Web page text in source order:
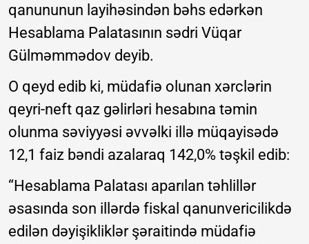
qanununun layihəsindən bəhs edərkən
Hesablama Palatasının sədri Vüqar
Gülməmmədov deyib.
O qeyd edib ki, müdafiə olunan xərclərin
qeyri-neft qaz gəlirləri hesabına təmin
olunma səviyyəsi əvvəlki illə müqayisədə
12,1 faiz bəndi azalaraq 142,0% təşkil edib:
“Hesablama Palatası aparılan təhlillər
əsasında son illərdə fiskal qanunvericilikdə
edilən dəyişikliklər şəraitində müdafiə